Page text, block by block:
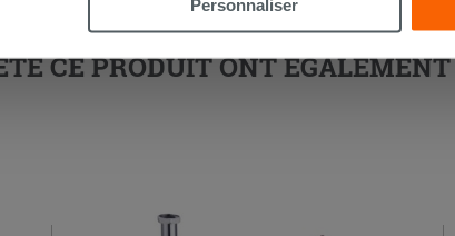
Personnaliser
CE PRODUIT ONT